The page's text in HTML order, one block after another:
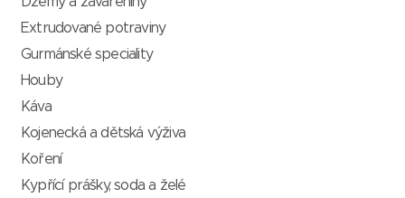
Extrudované potraviny
Gurmánské speciality
Houby
Káva
Kojenecká a dětská výživa
Koření
Kypřící prášky, soda a želé